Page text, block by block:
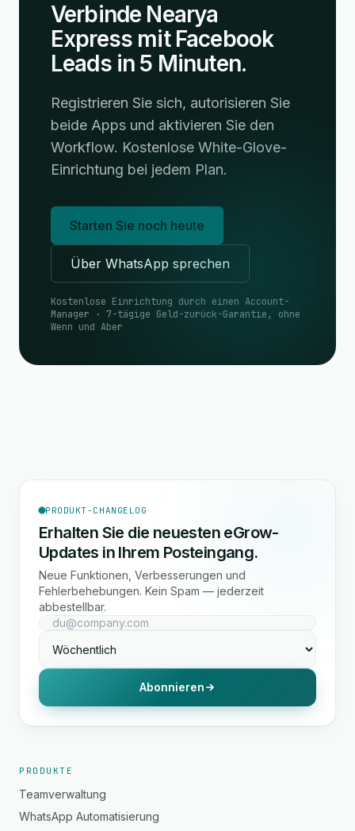
Verbinde Nearya
Express mit Facebook
Leads in 5 Minuten.
Registrieren Sie sich, autorisieren Sie
beide Apps und aktivieren Sie den
Workflow. Kostenlose White-Glove-
Einrichtung bei jedem Plan.
Starten Sie noch heute
Über WhatsApp sprechen
Kostenlose Einrichtung durch einen Account-
Manager · 7-tägige Geld-zurück-Garantie, ohne
Wenn und Aber
PRODUKT-CHANGELOG
Erhalten Sie die neuesten eGrow-
Updates in Ihrem Posteingang.
Neue Funktionen, Verbesserungen und
Fehlerbehebungen. Kein Spam — jederzeit
abbestellbar.
Abonnieren
PRODUKTE
Teamverwaltung
WhatsApp Automatisierung